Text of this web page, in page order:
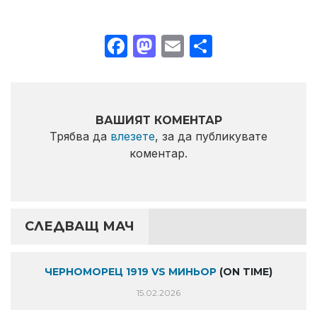
Facebook
Mastodon
Email
ВАШИЯТ КОМЕНТАР
Трябва да влезете, за да публикувате
коментар.
СЛЕДВАЩ МАЧ
ЧЕРНОМОРЕЦ 1919 VS МИНЬОР (ON TIME)
15.02.2026